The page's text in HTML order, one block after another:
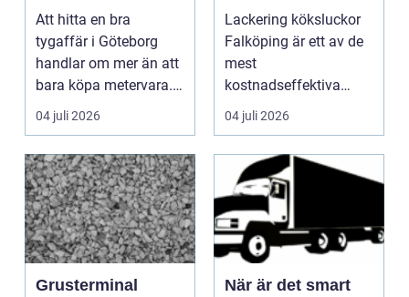
material för varje
projekt
Att hitta en bra
tygaffär i Göteborg
handlar om mer än att
bara köpa metervara.
Många som syr, klär ...
04 juli 2026
totalrenovering
Lackering köksluckor
Falköping är ett av de
mest
kostnadseffektiva
sätten att f&...
04 juli 2026
Grusterminal
När är det smart